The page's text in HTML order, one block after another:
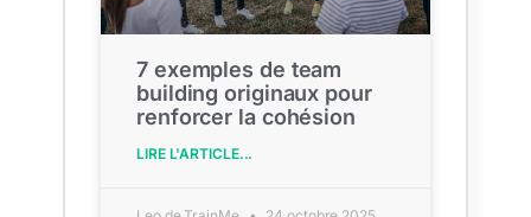
7 exemples de team
building originaux pour
renforcer la cohésion
LIRE L'ARTICLE...